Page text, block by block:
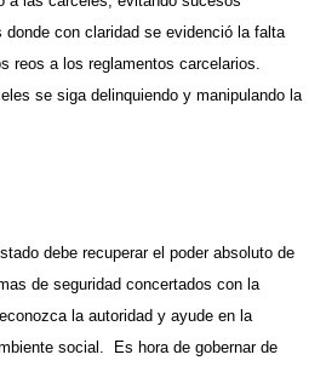
con claridad se evidenció la falta
reos a los reglamentos carcelarios.
se siga delinquiendo y manipulando la
debe recuperar el poder absoluto de
de seguridad concertados con la
la autoridad y ayude en la
social. Es hora de gobernar de